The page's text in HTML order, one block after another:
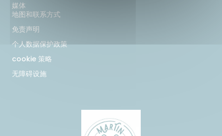
媒体
地图和联系方式
免责声明
个人数据保护政策
cookie 策略
无障碍设施